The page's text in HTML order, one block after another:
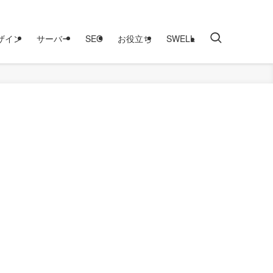
イン サーバー SEO お役立ち SWELL